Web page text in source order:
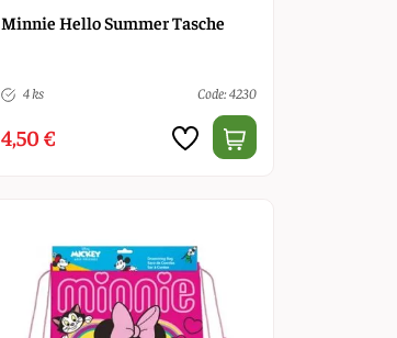
Minnie Hello Summer Tasche
4 ks Code: 4230
4,50 €